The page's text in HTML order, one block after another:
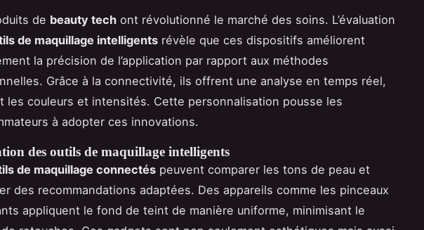
de beauty tech ont révolutionné le marché des soins. L’évaluation
de maquillage intelligents révèle que ces dispositifs améliorent
la précision de l’application par rapport aux méthodes
Grâce à la connectivité, ils offrent une analyse en temps réel,
les couleurs et intensités. Cette personnalisation pousse les
à adopter ces innovations.
des outils de maquillage intelligents
de maquillage connectés peuvent comparer les tons de peau et
des recommandations adaptées. Des appareils comme les pinceaux
appliquent le fond de teint de manière uniforme, minimisant le